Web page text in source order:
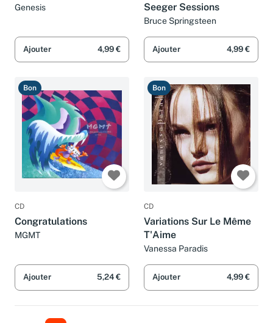
Genesis
Ajouter 4,99 €
Seeger Sessions
Bruce Springsteen
Ajouter 4,99 €
Bon
CD
Congratulations
MGMT
Ajouter 5,24 €
Bon
CD
Variations Sur Le Même
T'Aime
Vanessa Paradis
Ajouter 4,99 €